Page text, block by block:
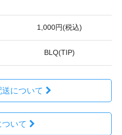
1,000円(税込)
BLQ(TIP)
について
いて